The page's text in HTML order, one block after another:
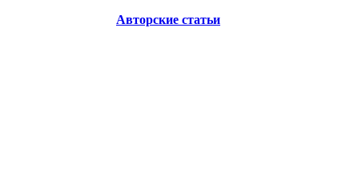
Авторские статьи